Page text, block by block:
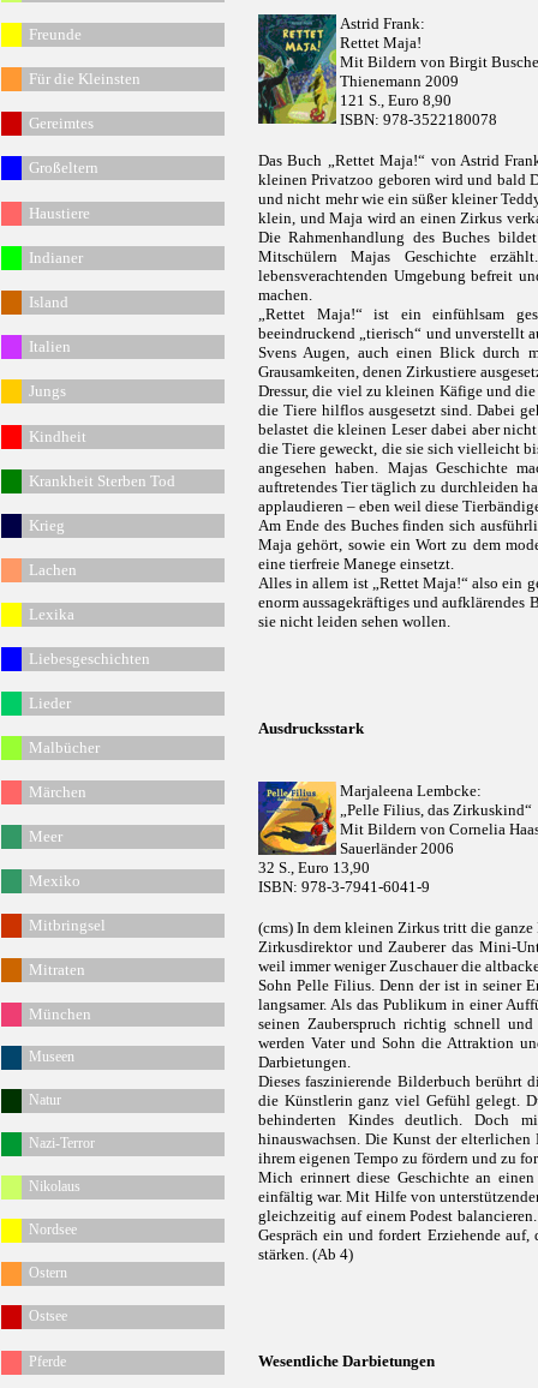
Freunde
Für die Kleinsten
Gereimtes
Großeltern
Haustiere
Indianer
Island
Italien
Jungs
Kindheit
Krankheit Sterben Tod
Krieg
Lachen
Lexika
Liebesgeschichten
Lieder
Malbücher
Märchen
Meer
Mexiko
Mitbringsel
Mitraten
München
Museen
Natur
Nazi-Terror
Nikolaus
Nordsee
Ostern
Ostsee
Pferde
Astrid Frank:
Rettet Maja!
Mit Bildern von Birgit
Thienemann 2009
121 S., Euro 8,90
ISBN: 978-3522180078
Das Buch „Rettet Maja!“ von Astrid
kleinen Privatzoo geboren wird und bald
und nicht mehr wie ein süßer kleiner
klein, und Maja wird an einen Zirkus
Die Rahmenhandlung des Buches
Mitschülern Majas Geschichte
lebensverachtenden Umgebung befreit
machen.
„Rettet Maja!“ ist ein einfühlsam
beeindruckend „tierisch“ und unverstellt
Svens Augen, auch einen Blick durch
Grausamkeiten, denen Zirkustiere
Dressur, die viel zu kleinen Käfige und
die Tiere hilflos ausgesetzt sind. Dabei
belastet die kleinen Leser dabei aber
die Tiere geweckt, die sie sich vielleicht
angesehen haben. Majas Geschichte
auftretendes Tier täglich zu durchleiden
applaudieren – eben weil diese
Am Ende des Buches finden sich
Maja gehört, sowie ein Wort zu dem
eine tierfreie Manege einsetzt.
Alles in allem ist „Rettet Maja!“ also ein
enorm aussagekräftiges und
sie nicht leiden sehen wollen.
Ausdrucksstark
Marjaleena Lembcke:
„Pelle Filius, das Zirkuskind“
Mit Bildern von Cornelia
Sauerländer 2006
32 S., Euro 13,90
ISBN: 978-3-7941-6041-9
(cms) In dem kleinen Zirkus tritt die
Zirkusdirektor und Zauberer das Mini-
weil immer weniger Zuschauer die
Sohn Pelle Filius. Denn der ist in seiner
langsamer. Als das Publikum in einer
seinen Zauberspruch richtig schnell
werden Vater und Sohn die Attraktion
Darbietungen.
Dieses faszinierende Bilderbuch berührt
die Künstlerin ganz viel Gefühl gelegt.
behinderten Kindes deutlich. Doch
hinauswachsen. Die Kunst der
ihrem eigenen Tempo zu fördern und zu
Mich erinnert diese Geschichte an
einfältig war. Mit Hilfe von
gleichzeitig auf einem Podest
Gespräch ein und fordert Erziehende
stärken. (Ab 4)
Wesentliche Darbietungen